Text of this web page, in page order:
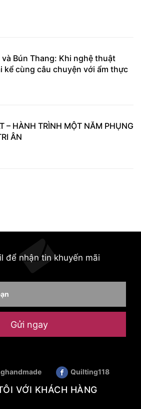
Bún Thang: Khi nghệ thuật
kể cùng câu chuyện với ẩm thực
– HÀNH TRÌNH MỘT NĂM PHỤNG
ÂN
để nhận tin khuyến mãi
Gửi ngay
Quilting118
VỚI KHÁCH HÀNG